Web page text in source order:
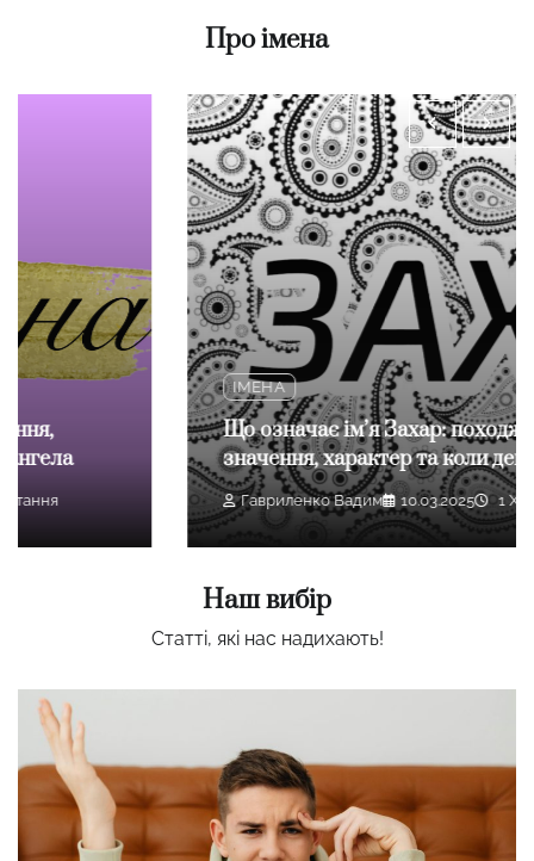
Про імена
Що означає ім’я Захар: походження,
значення, характер та коли день ангела
Гавриленко Вадим 10.03.2025 1 Хв Читання
Наш вибір
Статті, які нас надихають!